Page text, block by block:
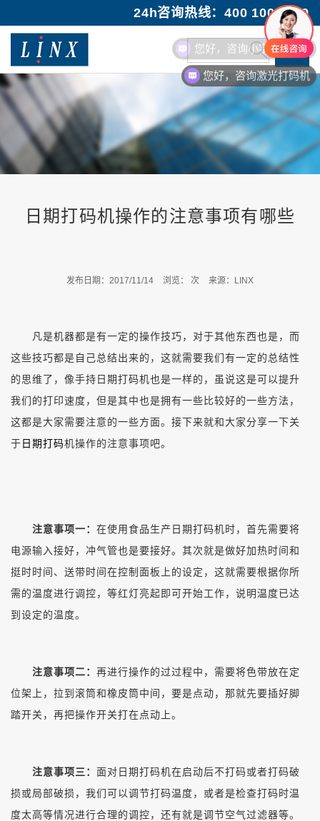
24h咨询热线：400 100 1089
日期打码机操作的注意事项有哪些
发布日期：2017/11/14 浏览： 次 来源：LINX
凡是机器都是有一定的操作技巧，对于其他东西也是，而
这些技巧都是自己总结出来的，这就需要我们有一定的总结性
的思维了，像手持日期打码机也是一样的，虽说这是可以提升
我们的打印速度，但是其中也是拥有一些比较好的一些方法，
这都是大家需要注意的一些方面。接下来就和大家分享一下关
于 日期打码机操作的注意事项吧。
注意事项一： 在使用食品生产日期打码机时，首先需要将
电源输入接好，冲气管也是要接好。其次就是做好加热时间和
挺时时间、送带时间在控制面板上的设定，这就需要根据你所
需的温度进行调控，等红灯亮起即可开始工作，说明温度已达
到设定的温度。
注意事项二： 再进行操作的过过程中，需要将色带放在定
位架上，拉到滚筒和橡皮筒中间，要是点动，那就先要插好脚
踏开关，再把操作开关打在点动上。
注意事项三： 面对日期打码机在启动后不打码或者打码破
损或局部破损，我们可以调节打码温度，或者是检查打码时温
度太高等情况进行合理的调控，还有就是调节空气过滤器等。
您好，咨询小字符油墨喷码机
您好，咨询激光打码机